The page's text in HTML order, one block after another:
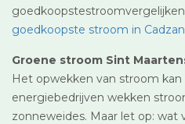
goedkoopste stroom in
Groene stroom Sint
Het opwekken van stroom kan
energiebedrijven wekken
zonneweides. Maar let op: wat